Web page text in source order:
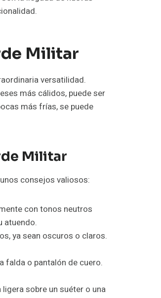
Militar
versatilidad.
más cálidos, puede ser
más frías, se puede
Militar
consejos valiosos:
con tonos neutros
atuendo.
ya sean oscuros o claros.
falda o pantalón de cuero.
sobre un suéter o una